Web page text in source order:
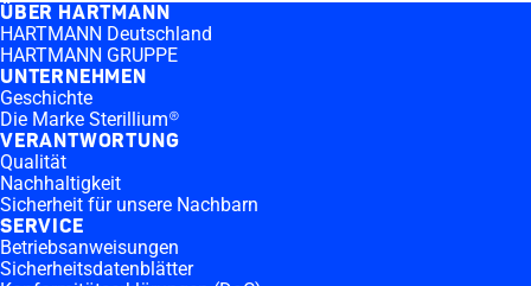
ÜBER HARTMANN
HARTMANN Deutschland
HARTMANN GRUPPE
UNTERNEHMEN
Geschichte
Die Marke Sterillium®
VERANTWORTUNG
Qualität
Nachhaltigkeit
Sicherheit für unsere Nachbarn
SERVICE
Betriebsanweisungen
Sicherheitsdatenblätter